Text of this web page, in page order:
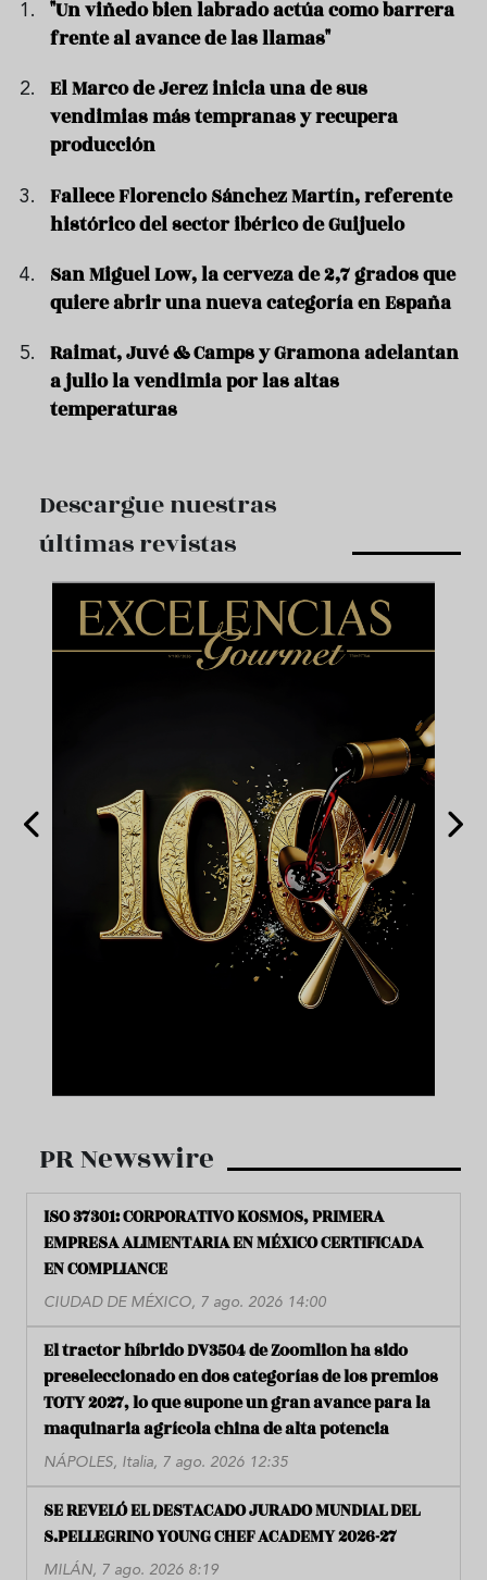
"Un viñedo bien labrado actúa como barrera
frente al avance de las llamas"
El Marco de Jerez inicia una de sus
vendimias más tempranas y recupera
producción
Fallece Florencio Sánchez Martín, referente
histórico del sector ibérico de Guijuelo
San Miguel Low, la cerveza de 2,7 grados que
quiere abrir una nueva categoría en España
Raimat, Juvé & Camps y Gramona adelantan
a julio la vendimia por las altas
temperaturas
Descargue nuestras
últimas revistas
PR Newswire
ISO 37301: CORPORATIVO KOSMOS, PRIMERA
EMPRESA ALIMENTARIA EN MÉXICO CERTIFICADA
EN COMPLIANCE
CIUDAD DE MÉXICO, 7 ago. 2026 14:00
El tractor híbrido DV3504 de Zoomlion ha sido
preseleccionado en dos categorías de los premios
TOTY 2027, lo que supone un gran avance para la
maquinaria agrícola china de alta potencia
NÁPOLES, Italia, 7 ago. 2026 12:35
SE REVELÓ EL DESTACADO JURADO MUNDIAL DEL
S.PELLEGRINO YOUNG CHEF ACADEMY 2026-27
MILÁN, 7 ago. 2026 8:19